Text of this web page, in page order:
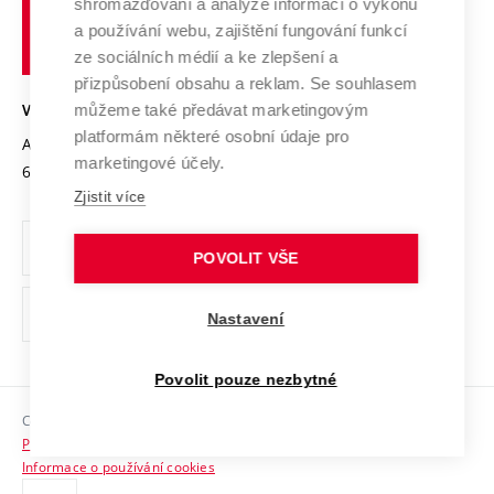
Transfer znalostí
Open Science
Projekty
Projekty ze strukturálních fondů
Specifický výzkum
Služby univerzity
Mezinárodní dohody
Univerzitní sítě
Udržitelná univerzita
Podnikavá univerzita / ContriBUTe
Bezpečná univerzita
Vyznamenání
Organizační struktura
Ochrana osobních údajů
odkaz)
Sociální bezpečí
HR Award
učení
technické
VYSOKÉ UČENÍ TECHNICKÉ V BRNĚ
Antonínská 548/1
602 00 Brno
www.vut.cz
vut@vutbr.cz
Copyright © 2026 VUT
Prohlášení o přístupnosti
Informace o používání cookies
shromažďování a analýze informací o výkonu
a používání webu, zajištění fungování funkcí
ze sociálních médií a ke zlepšení a
přizpůsobení obsahu a reklam. Se souhlasem
můžeme také předávat marketingovým
platformám některé osobní údaje pro
marketingové účely.
Zjistit více
POVOLIT VŠE
Nastavení
Povolit pouze nezbytné